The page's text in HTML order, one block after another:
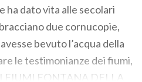
ha dato vita alle secolari
due cornucopie,
bevuto l’acqua della
le testimonianze dei fiumi,
FIUMI FONTANA DELLA